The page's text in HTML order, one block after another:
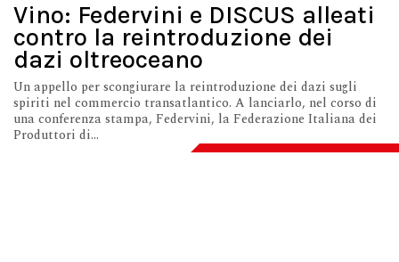
Vino: Federvini e DISCUS alleati
contro la reintroduzione dei
dazi oltreoceano
Un appello per scongiurare la reintroduzione dei dazi sugli
spiriti nel commercio transatlantico. A lanciarlo, nel corso di
una conferenza stampa, Federvini, la Federazione Italiana dei
Produttori di...